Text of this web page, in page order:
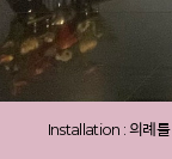
Installation : 의례를